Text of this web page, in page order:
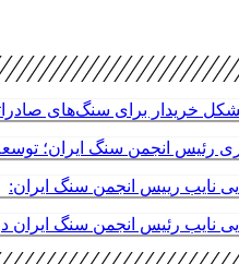
خریدار برای سنگ‌های
رئیس انجمن سنگ ایران؛
نایب رییس انجمن سنگ ایران:
نایب رئیس انجمن سنگ ایران